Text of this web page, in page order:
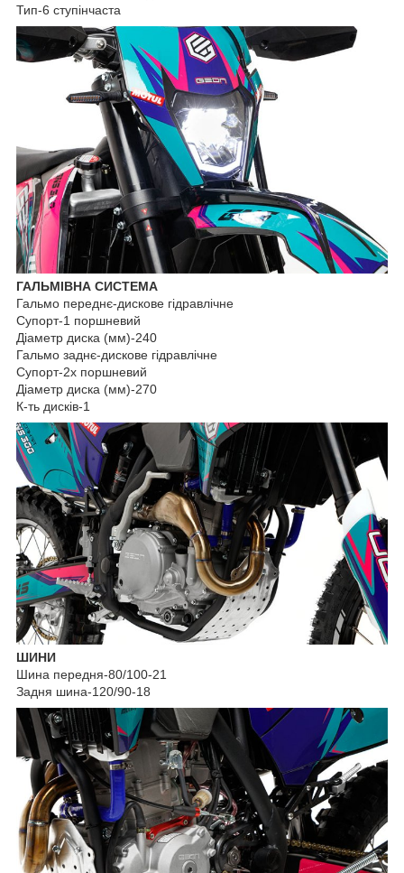
Тип-6 ступінчаста
ГАЛЬМІВНА СИСТЕМА
Гальмо переднє-дискове гідравлічне
Супорт-1 поршневий
Діаметр диска (мм)-240
Гальмо заднє-дискове гідравлічне
Супорт-2х поршневий
Діаметр диска (мм)-270
К-ть дисків-1
ШИНИ
Шина передня-80/100-21
Задня шина-120/90-18